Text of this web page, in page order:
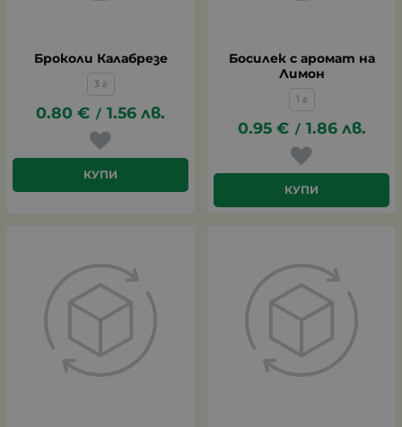
Броколи Калабрезе
3 г
0.80 € / 1.56 лв.
КУПИ
Босилек с аромат на
Лимон
1 г
0.95 € / 1.86 лв.
КУПИ